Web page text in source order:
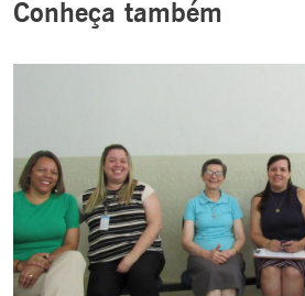
Conheça também